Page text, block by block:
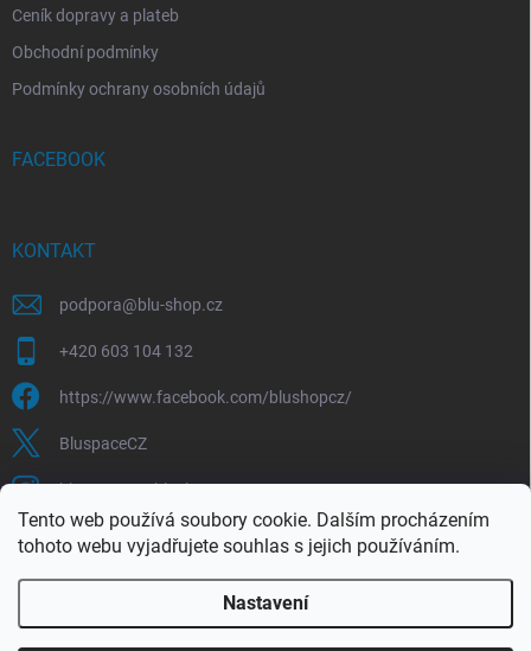
Tento web používá soubory cookie. Dalším procházením
tohoto webu vyjadřujete souhlas s jejich používáním.
Nastavení
Ceník dopravy a plateb
Obchodní podmínky
Podmínky ochrany osobních údajů
FACEBOOK
KONTAKT
podpora@blu-shop.cz
+420 603 104 132
https://www.facebook.com/blushopcz/
BluspaceCZ
bluspace.cz_blushop.cz
Blu-space.cz Blu-shop.cz Štěpán Čermák